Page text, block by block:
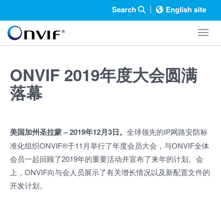
Search English site
ONVIF 2019年度大会圆满
落幕
美国加州圣拉蒙– 2019年12月3日。 全球领先的IP网路安防标
准化组织ONVIF®于11月举行了年度会员大会，与ONVIF全体
会员一起回顾了2019年的重要活动并宣布了来年的计划。会
上，ONVIF向与会人员展示了有关增长情况以及新配置文件的
开发计划。